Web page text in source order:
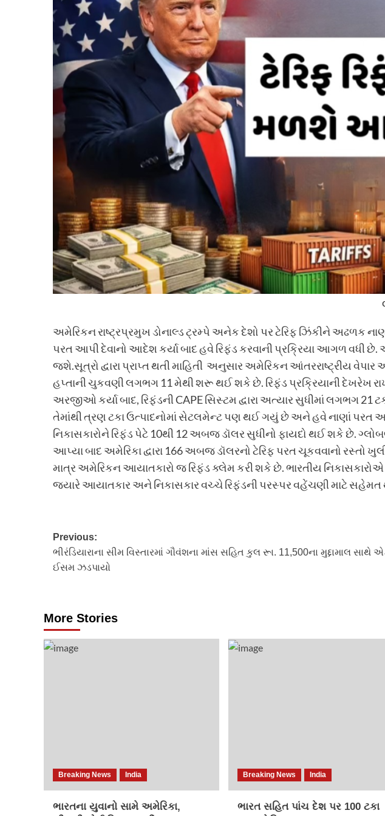
અમેરિકન રાષ્ટ્રપ્રમુખ ડોનાલ્ડ ટ્રમ્પે અનેક દેશો પર ટેરિફ ઝિંકીને અઢળક
પરત આપી દેવાનો આદેશ કર્યા બાદ હવે રિફંડ કરવાની પ્રક્રિયા આગળ વધી
જશે.સૂત્રો દ્વારા પ્રાપ્ત થતી માહિતી અનુસાર અમેરિકન આંતરરાષ્ટ્રીય
હપ્તાની ચુકવણી લગભગ 11 મેથી શરૂ થઈ શકે છે. રિફંડ પ્રક્રિયાની દેખરેખ
અરજીઓ કર્યા બાદ, રિફંડની CAPE સિસ્ટમ દ્વારા અત્યાર સુધીમાં લગભગ
તેમાંથી ત્રણ ટકા ઉત્પાદનોમાં સેટલમેન્ટ પણ થઈ ગયું છે અને હવે નાણાં પરત
નિકાસકારોને રિફંડ પેટે 10થી 12 અબજ ડૉલર સુધીનો ફાયદો થઈ શકે છે.
આપ્યા બાદ અમેરિકા દ્વારા 166 અબજ ડૉલરનો ટેરિફ પરત ચૂકવવાનો રસ્તો
માત્ર અમેરિકન આયાતકારો જ રિફંડ ક્લેમ કરી શકે છે. ભારતીય
જ્યારે આયાતકાર અને નિકાસકાર વચ્ચે રિફંડની પરસ્પર વહેંચણી માટે સહેમત
Post
navigation
Previous:
ભીરંડિયારાના સીમ વિસ્તારમાં ગૌવંશના માંસ સહિત કુલ રૂા. 11,500ના મુદ્દામાલ સાથે
ઈસમ ઝડપાયો
More Stories
Breaking News India
ભારતના યુવાનો સામે અમેરિકા,
Breaking News India
ભારત સહિત પાંચ દેશ પર 100 ટકા